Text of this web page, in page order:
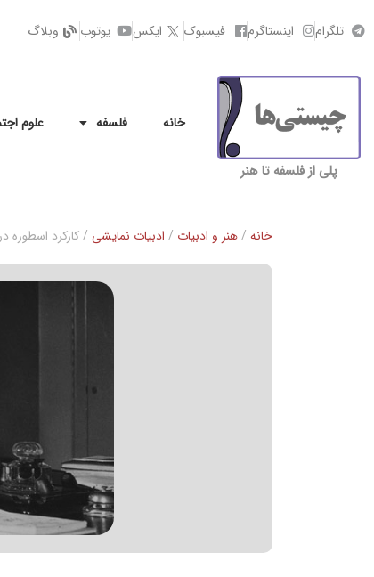
تلگرام اینستاگرم فیسبوک ایکس یوتوب وبلاگ
پلی از فلسفه تا هنر
خانه فلسفه علوم
خانه /هنر و ادبیات / ادبیات نمایشی / کارکرد اسطوره